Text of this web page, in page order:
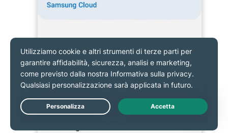
Tocca il nome del tuo account Google, quindi
selezionaAccount di Google (Google Account).
Live Chat